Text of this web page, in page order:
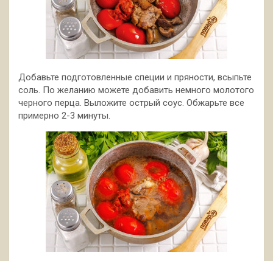
Добавьте подготовленные специи и пряности, всыпьте
соль. По желанию можете добавить немного молотого
черного перца. Выложите острый соус. Обжарьте все
примерно 2-3 минуты.